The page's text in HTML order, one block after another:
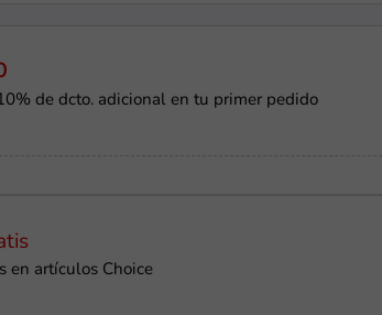
de dcto. adicional en tu primer pedido
en artículos Choice